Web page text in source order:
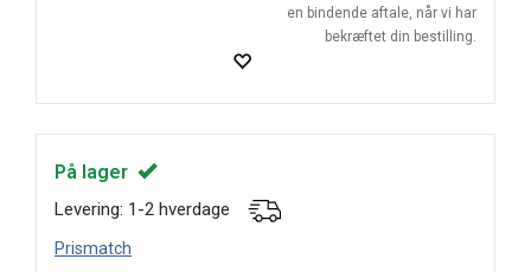
en bindende aftale, når vi har
bekræftet din bestilling.
På lager
Levering: 1-2 hverdage
Prismatch